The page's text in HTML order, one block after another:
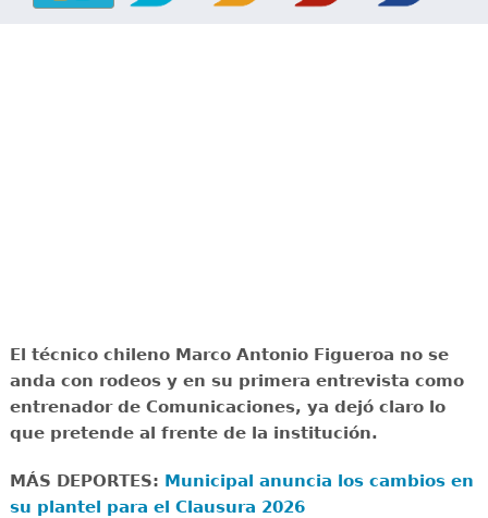
El técnico chileno Marco Antonio Figueroa no se
anda con rodeos y en su primera entrevista como
entrenador de Comunicaciones, ya dejó claro lo
que pretende al frente de la institución.
MÁS DEPORTES: Municipal anuncia los cambios en
su plantel para el Clausura 2026